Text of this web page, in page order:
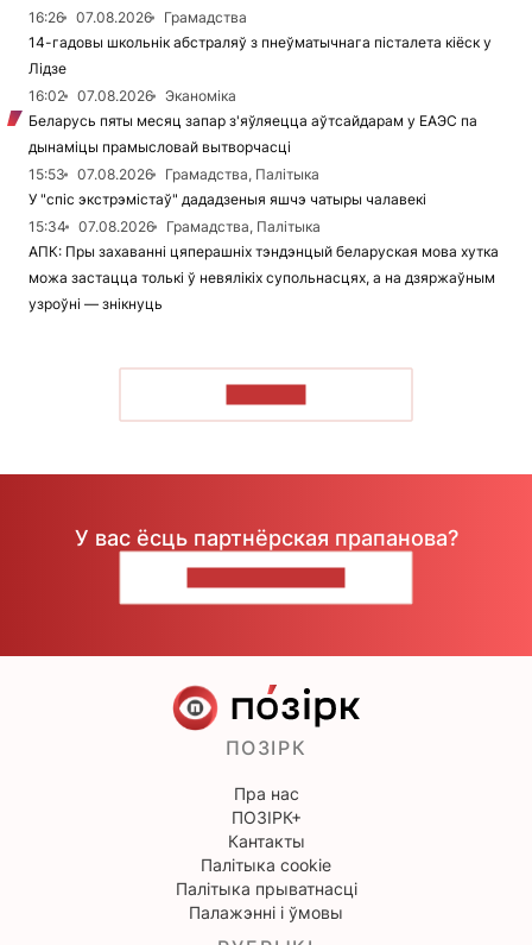
16:26
07.08.2026
Грамадства
14-гадовы школьнік абстраляў з пнеўматычнага пісталета кіёск у
Лідзе
16:02
07.08.2026
Эканоміка
Беларусь пяты месяц запар з'яўляецца аўтсайдарам у ЕАЭС па
дынаміцы прамысловай вытворчасці
15:53
07.08.2026
Грамадства, Палітыка
У "спіс экстрэмістаў" дададзеныя яшчэ чатыры чалавекі
15:34
07.08.2026
Грамадства, Палітыка
АПК: Пры захаванні цяперашніх тэндэнцый беларуская мова хутка
можа застацца толькі ў невялікіх супольнасцях, а на дзяржаўным
узроўні — знікнуць
У вас ёсць партнёрская прапанова?
ПОЗІРК
Пра нас
ПОЗІРК+
Кантакты
Палітыка cookie
Палітыка прыватнасці
Палажэнні і ўмовы